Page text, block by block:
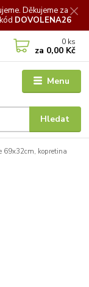
Děkujeme za
DOVOLENA26
Menu
Hledat
0 ks
za 0,00 Kč
69x32cm, kopretina